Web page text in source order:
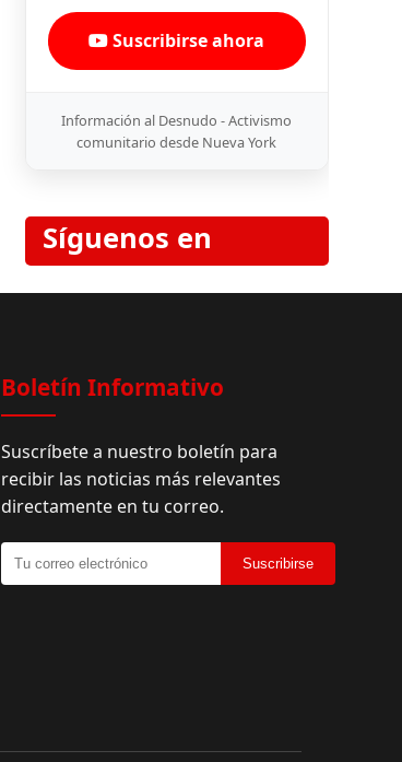
Suscribirse ahora
Información al Desnudo - Activismo
comunitario desde Nueva York
Síguenos en
Boletín Informativo
Suscríbete a nuestro boletín para
recibir las noticias más relevantes
directamente en tu correo.
Suscribirse